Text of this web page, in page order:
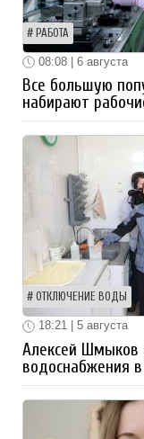
РАБОТА
08:08 | 6 августа
Все большую
набирают
ОТКЛЮЧЕНИЕ ВОДЫ
18:21 | 5 августа
Алексей Шмыков
водоснабжения